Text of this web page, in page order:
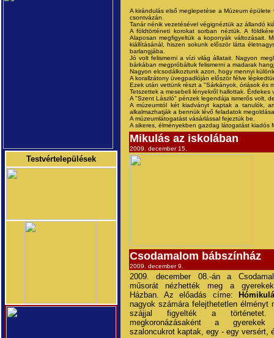
Testvértelepülések
A kirándulás első meglepetése a Múzeum
csontvázán.
Tanár nénik vezetésével végignéztük az állandó
A földtörténeti korokat sorban néztük. A
Alaposan megfigyeltük a koponyák változásait.
kiállításánál, hiszen sokunk először látta
barlangjába.
Jó volt felismerni a vízi világ állatait. Nagyon
bárkában megpróbáltuk felismerni a madarak
Nagyon elcsodálkoztunk azon, hogy mennyi
A korallzátony üvegpadlóján először félve
Ezek után vettünk részt a "Sárkányok, óriások és
Tetszettek a mesebeli lényekről hallottak.
A "Szent László" pénzek legendája ismerős volt,
A múzeumtól két kiadványt kaptak a tanulók,
alkalmazhatják a bennük lévő feladatok
A múzeumlátogatást vásárlással fejeztük be.
A sikeres, élményekben gazdag látogatást kiadós
Mikulás az iskolában
2009. december 15.
Csodamalom bábszínház
2009. december 9.
2009. december 08.-án a
műsorát nézhették meg a
Házban. Az előadás címe:
nagyok számára felejthetetlen élményt
szájjal figyelték a
megkoronázásaként a
szaloncukrot kaptak, egy - egy versért,